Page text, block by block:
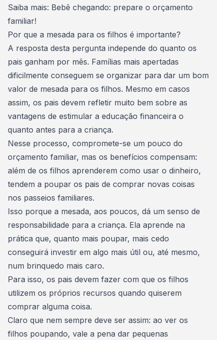
Saiba mais: Bebê chegando: prepare o orçamento
familiar!
Por que a mesada para os filhos é importante?
A resposta desta pergunta independe do quanto os
pais ganham por mês. Famílias mais apertadas
dificilmente conseguem se organizar para dar um bom
valor de mesada para os filhos. Mesmo em casos
assim, os pais devem refletir muito bem sobre as
vantagens de estimular a educação financeira o
quanto antes para a criança.
Nesse processo, compromete-se um pouco do
orçamento familiar, mas os benefícios compensam:
além de os filhos aprenderem como usar o dinheiro,
tendem a poupar os pais de comprar novas coisas
nos passeios familiares.
Isso porque a mesada, aos poucos, dá um senso de
responsabilidade para a criança. Ela aprende na
prática que, quanto mais poupar, mais cedo
conseguirá investir em algo mais útil ou, até mesmo,
num brinquedo mais caro.
Para isso, os pais devem fazer com que os filhos
utilizem os próprios recursos quando quiserem
comprar alguma coisa.
Claro que nem sempre deve ser assim: ao ver os
filhos poupando, vale a pena dar pequenas